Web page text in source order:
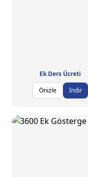
Ek Ders Ücreti
Önizle
İndir